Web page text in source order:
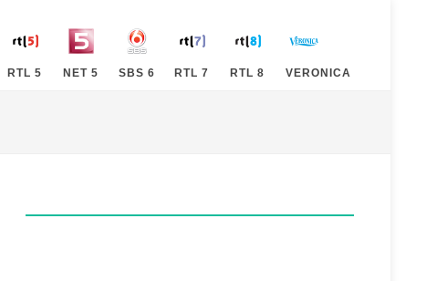
RTL 5 NET 5 SBS 6 RTL 7 RTL 8 VERONICA